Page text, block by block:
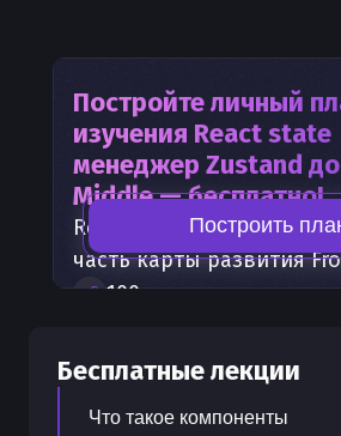
Постройте личный
изучения React state
менеджер Zustand
Middle — бесплатно!
React state менеджер
часть карты развития
100+шагов развития
300 бонусных рублей
Построить
Бесплатные лекции
Что такое компоненты